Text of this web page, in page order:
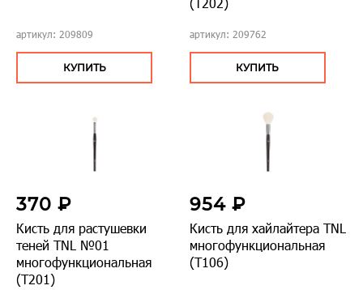
артикул: 209809
КУПИТЬ
артикул: 209762
КУПИТЬ
370 ₽
Кисть для растушевки
теней TNL №01
многофункциональная
(Т201)
954 ₽
Кисть для хайлайтера TNL
многофункциональная
(Т106)